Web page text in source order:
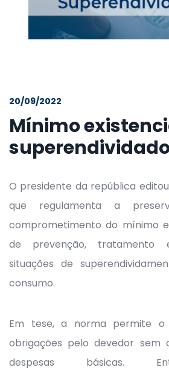
20/09/2022
Mínimo
O presidente da república
que regulamenta a
comprometimento do mínimo
de prevenção, tratamento
situações de
consumo.
Em tese, a norma permite o
obrigações pelo devedor sem
despesas básicas.